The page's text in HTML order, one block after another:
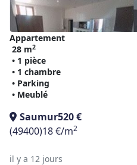
Appartement
28 m2
• 1 pièce
• 1 chambre
• Parking
• Meublé
Saumur520 €
(49400)18 €/m2
il y a 12 jours